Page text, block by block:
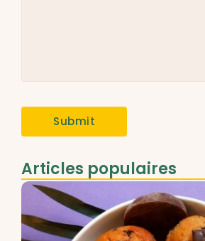
Articles populaires